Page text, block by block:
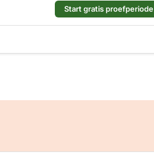
Start gratis proefperiode